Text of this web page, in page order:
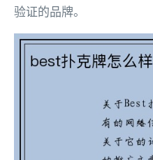
验证的品牌。